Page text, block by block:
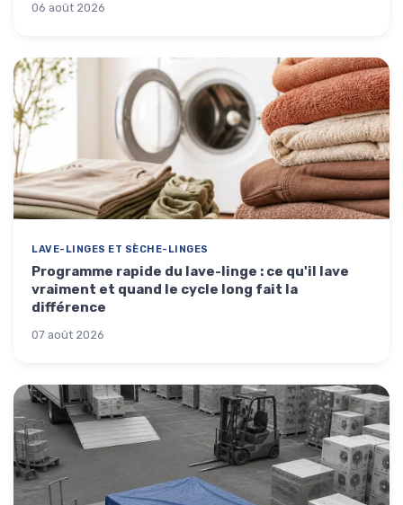
06 août 2026
LAVE-LINGES ET SÈCHE-LINGES
Programme rapide du lave-linge : ce qu'il lave
vraiment et quand le cycle long fait la
différence
07 août 2026